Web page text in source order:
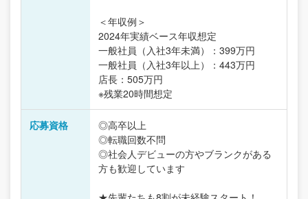
＜年収例＞
2024年実績ベース年収想定
一般社員（入社3年未満）：399万円
一般社員（入社3年以上）：443万円
店長：505万円
※残業20時間想定
応募資格
◎高卒以上
◎転職回数不問
◎社会人デビューの方やブランクがある
方も歓迎しています